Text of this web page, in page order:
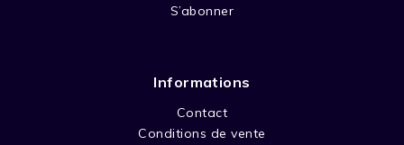
S’abonner
Informations
Contact
Conditions de vente